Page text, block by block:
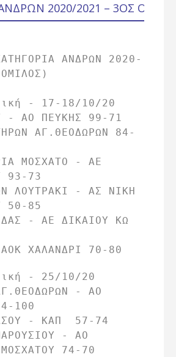
ΑΝΔΡΩΝ 2020/2021 – 3ΟΣ
ΑΝΔΡΩΝ 2020-
- 17-18/10/20
- ΑΟ ΠΕΥΚΗΣ 99-71
ΑΓ.ΘΕΟΔΩΡΩΝ 84-
ΜΟΣΧΑΤΟ - ΑΕ
93-73
ΛΟΥΤΡΑΚΙ - ΑΣ ΝΙΚΗ
50-85
- ΑΕ ΔΙΚΑΙΟΥ ΚΩ
ΧΑΛΑΝΔΡΙ 70-80
- 25/10/20
- ΑΟ
100
- ΚΑΠ  57-74
- ΑΟ
74-70